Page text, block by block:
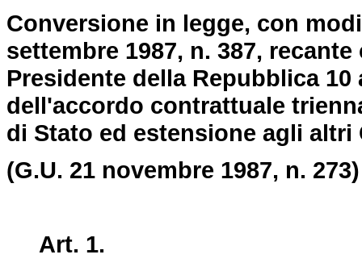
Conversione in legge, con
settembre 1987, n. 387,
Presidente della Repubblica
dell'accordo contrattuale
di Stato ed estensione agli
(G.U. 21 novembre 1987, n. 273)
Art. 1.